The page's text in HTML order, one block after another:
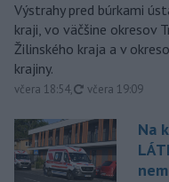
Výstrahy pred búrkami
kraji, vo väčšine okresov
Žilinského kraja a v
krajiny.
včera 18:54, aktualizované
včera 19:09
Na